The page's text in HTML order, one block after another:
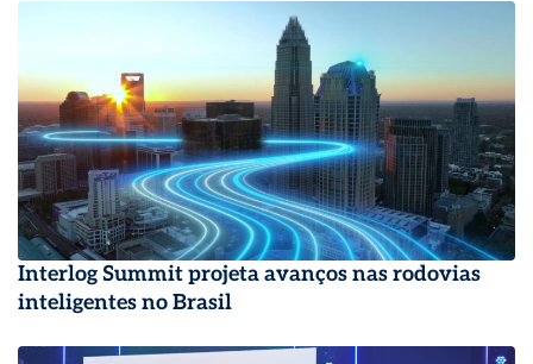
Interlog Summit projeta avanços nas rodovias
inteligentes no Brasil